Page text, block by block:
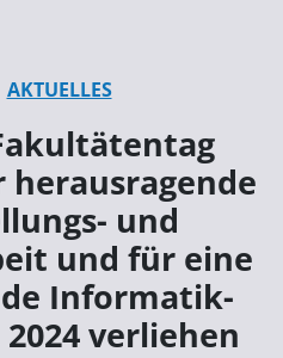
AKTUELLES
und
und für eine
Informatik-
verliehen